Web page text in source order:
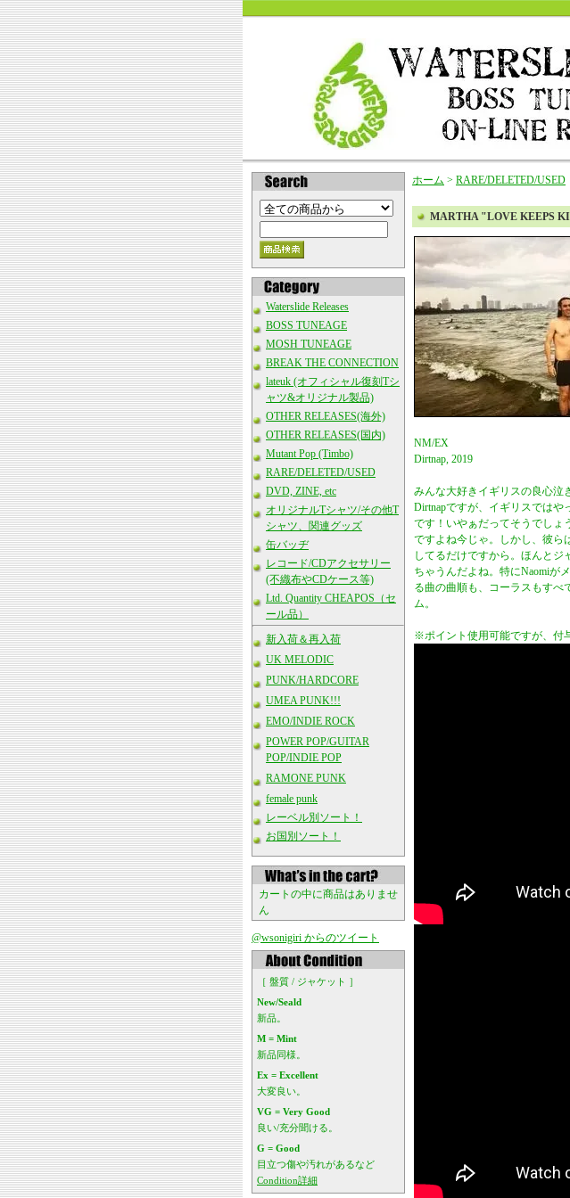
Waterslide Releases
BOSS TUNEAGE
MOSH TUNEAGE
BREAK THE CONNECTION
lateuk (オフィシャル復刻Tシ
ャツ&オリジナル製品)
OTHER RELEASES(海外)
OTHER RELEASES(国内)
Mutant Pop (Timbo)
RARE/DELETED/USED
DVD, ZINE, etc
オリジナルTシャツ/その他T
シャツ、関連グッズ
缶バッヂ
レコード/CDアクセサリー
(不織布やCDケース等)
Ltd. Quantity CHEAPOS（セ
ール品）
新入荷＆再入荷
UK MELODIC
PUNK/HARDCORE
UMEA PUNK!!!
EMO/INDIE ROCK
POWER POP/GUITAR
POP/INDIE POP
RAMONE PUNK
female punk
レーベル別ソート！
お国別ソート！
カートの中に商品はありませ
ん
@wsonigiri からのツイート
［ 盤質 / ジャケット ］
New/Seald
新品。
M = Mint
新品同様。
Ex = Excellent
大変良い。
VG = Very Good
良い/充分聞ける。
G = Good
目立つ傷や汚れがあるなど
Condition詳細
ホーム > RARE/DELETED/USED
MARTHA "LOVE KEEPS
NM/EX
Dirtnap, 2019
みんな大好きイギリスの良心泣
Dirtnapですが、イギリスではや
です！いやぁだってそうでしょ
ですよね今じゃ。しかし、彼ら
してるだけですから。ほんとジ
ちゃうんだよね。特にNaomiが
る曲の曲順も、コーラスもすべ
ム。
※ポイント使用可能ですが、付